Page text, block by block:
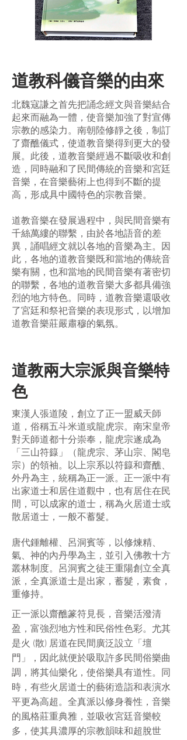
道教科儀音樂的由來
北魏寇謙之首先把誦念經文與音樂結合
起來而融為一體，使音樂加強了對宣傳
宗教的感染力。南朝陸修靜之後，制訂
了齋醮儀式，使道教音樂得到更大的發
展。此後，道教音樂經過不斷吸收和創
造，同時融和了民間傳統的音樂和宮廷
音樂，在音樂藝術上也得到不斷的提
高，形成具中國特色的宗教音樂。
道教音樂在發展過程中，與民間音樂有
千絲萬縷的聯繫，由於各地語音的差
異，誦唱經文就以各地的音樂為主。因
此，各地的道教音樂既和當地的傳統音
樂有關，也和當地的民間音樂有著密切
的聯繫，各地的道教音樂大多都具備強
烈的地方特色。同時，道教音樂還吸收
了宮廷和祭祀音樂的表現形式，以增加
道教音樂莊嚴肅穆的氣氛。
道教兩大宗派與音樂特
色
東漢人張道陵，創立了正一盟威天師
道，俗稱五斗米道或龍虎宗。南宋皇帝
對天師道都十分崇奉，龍虎宗遂成為
「三山符籙」（龍虎宗、茅山宗、閣皂
宗）的領袖。以上宗系以符籙和齋醮、
外丹為主，統稱為正一派。正一派中有
出家道士和居住道觀中，也有居住在民
間，可以成家的道士，稱為火居道士或
散居道士，一般不蓄髮。
唐代鍾離權、呂洞賓等，以修煉精、
氣、神的內丹學為主，並引入佛教十方
叢林制度。呂洞賓之徒王重陽創立全真
派，全真派道士是出家，蓄髮，素食，
重修持。
正一派以齋醮篆符見長，音樂活潑清
盈，富強烈地方性和民俗性色彩。尤其
是火 (散) 居道在民間廣泛設立「壇
門」，因此就便於吸取許多民間俗樂曲
調，將其仙樂化，使俗樂具有道性。同
時，有些火居道士的藝術造詣和表演水
平更為高超。全真派以修身養性，音樂
的風格莊重典雅，並吸收宮廷音樂較
多，使其具濃厚的宗教韻味和超脫世